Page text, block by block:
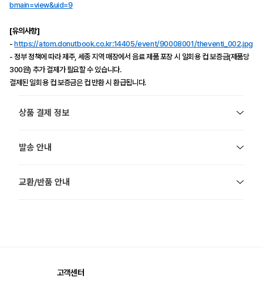
bmain=view&uid=9
[유의사항]
-https://atom.donutbook.co.kr:14405/event/90008001/theventi_002.jpg
- 정부 정책에 따라 제주, 세종 지역 매장에서 음료 제품 포장 시 일회용 컵 보증금(제품당
300원) 추가 결제가 필요할 수 있습니다.
결제된 일회용 컵 보증금은 컵 반환 시 환급됩니다.
상품 결제 정보
발송 안내
교환/반품 안내
고객센터